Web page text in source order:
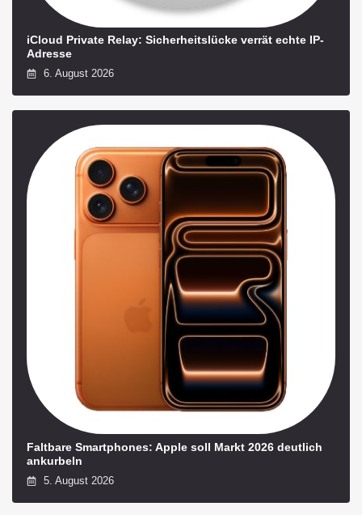
iCloud Private Relay: Sicherheitslücke verrät echte IP-
Adresse
6. August 2026
Faltbare Smartphones: Apple soll Markt 2026 deutlich
ankurbeln
5. August 2026